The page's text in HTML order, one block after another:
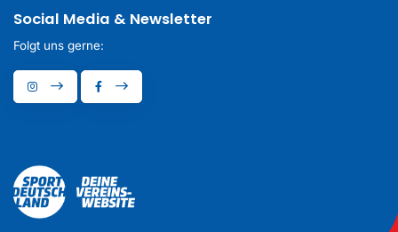
Social Media & Newsletter
Folgt uns gerne: